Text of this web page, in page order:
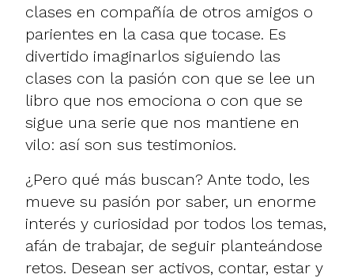
clases en compañía de otros amigos o
parientes en la casa que tocase. Es
divertido imaginarlos siguiendo las
clases con la pasión con que se lee un
libro que nos emociona o con que se
sigue una serie que nos mantiene en
vilo: así son sus testimonios.
¿Pero qué más buscan? Ante todo, les
mueve su pasión por saber, un enorme
interés y curiosidad por todos los temas,
afán de trabajar, de seguir planteándose
retos. Desean ser activos, contar, estar y